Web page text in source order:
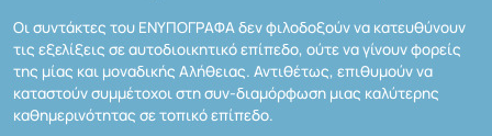
Οι συντάκτες του ΕΝΥΠΟΓΡΑΦΑ δεν φιλοδοξούν να κατευθύνουν
τις εξελίξεις σε αυτοδιοικητικό επίπεδο, ούτε να γίνουν φορείς
της μίας και μοναδικής Αλήθειας. Αντιθέτως, επιθυμούν να
καταστούν συμμέτοχοι στη συν-διαμόρφωση μιας καλύτερης
καθημερινότητας σε τοπικό επίπεδο.